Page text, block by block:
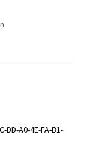
DD-A0-4E-FA-B1-